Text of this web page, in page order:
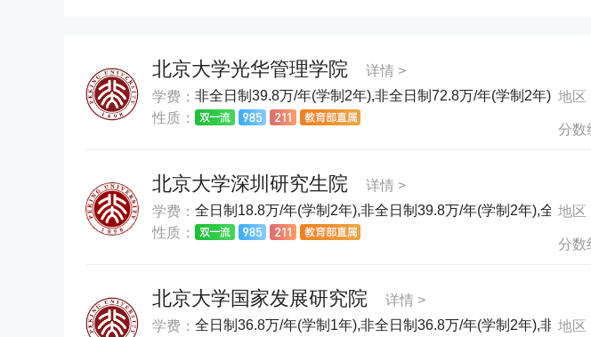
北京大学光华管理学院
详情 >
学费： 非全日制39.8万/年(学制2年),非全日制72.8万/年(学制2年),全
性质：
地区
分数
北京大学深圳研究生院
详情 >
学费： 全日制18.8万/年(学制2年),非全日制39.8万/年(学制2年),全日
性质：
地区
分数
北京大学国家发展研究院
详情 >
学费： 全日制36.8万/年(学制1年),非全日制36.8万/年(学制2年),非全日
地区